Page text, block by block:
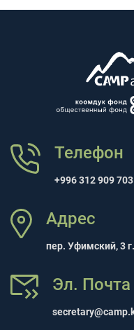
Телефон
+996 312 909 703
Адрес
пер. Уфимский, 3
Эл. Почта